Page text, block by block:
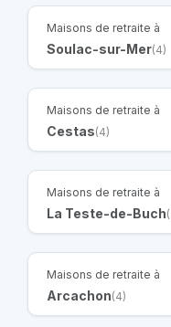
Maisons de retraite à
Soulac-sur-Mer(4)
Maisons de retraite à
Cestas(4)
Maisons de retraite à
La Teste-de-Buch
Maisons de retraite à
Arcachon(4)